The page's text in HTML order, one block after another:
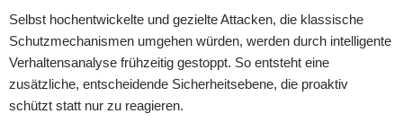
Selbst hochentwickelte und gezielte Attacken, die klassische
Schutzmechanismen umgehen würden, werden durch intelligente
Verhaltensanalyse frühzeitig gestoppt. So entsteht eine
zusätzliche, entscheidende Sicherheitsebene, die proaktiv
schützt statt nur zu reagieren.